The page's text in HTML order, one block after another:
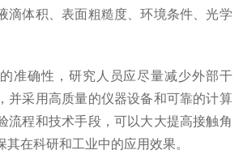
滴体积、表面粗糙度、环境条件、光学
确性，研究人员应尽量减少外部干
并采用高质量的仪器设备和可靠的计算
流程和技术手段，可以大大提高接触角
其在科研和工业中的应用效果。